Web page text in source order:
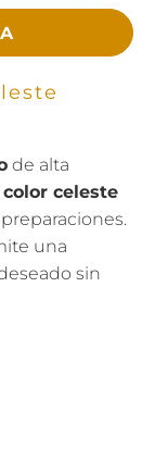
de alta
color celeste
una
sin